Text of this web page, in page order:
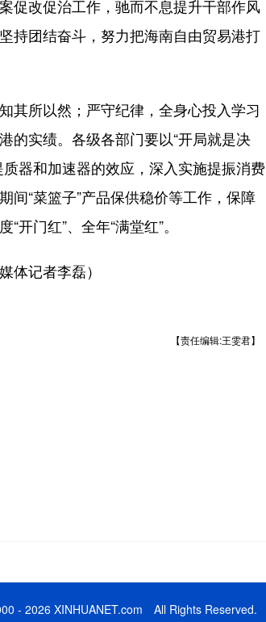
促改促治工作，驰而不息提升干部作风
持团结奋斗，努力把海南自由贸易港打
所以然；严守纪律，全身心投入学习
的实绩。各级各部门要以“开局就是决
器和加速器的效应，深入实施提振消费
间“菜篮子”产品保供稳价等工作，保障
门红”、全年“满堂红”。
记者李磊）
【责任编辑:王雯君】
- 2026 XINHUANET.com All Rights Reserved.